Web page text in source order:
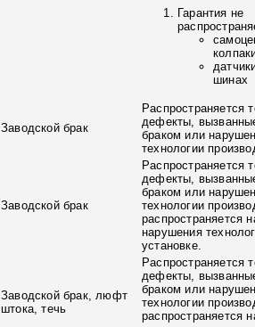
Гарантия не
шинах
Заводской брак
Распространяется
дефекты,
браком или
технологии
Заводской брак
Распространяется
дефекты,
браком или
технологии
распространяется
нарушения
установке.
Заводской брак, люфт
штока, течь
Распространяется
дефекты,
браком или
технологии
распространяется